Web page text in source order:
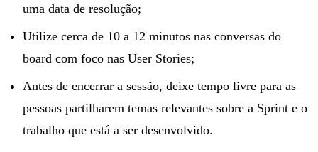
uma data de resolução;
Utilize cerca de 10 a 12 minutos nas conversas do
board com foco nas User Stories;
Antes de encerrar a sessão, deixe tempo livre para as
pessoas partilharem temas relevantes sobre a Sprint e o
trabalho que está a ser desenvolvido.